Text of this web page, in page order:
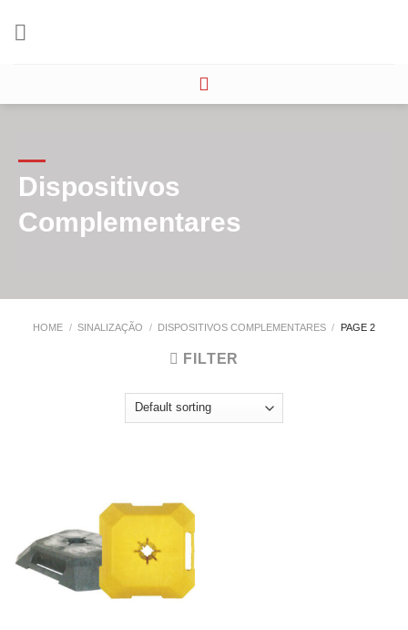
Dispositivos
Complementares
HOME / SINALIZAÇÃO / DISPOSITIVOS COMPLEMENTARES / PAGE 2
FILTER